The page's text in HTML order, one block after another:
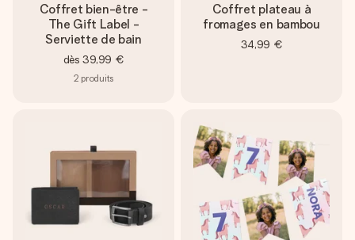
Coffret bien-être -
The Gift Label -
Serviette de bain
dès 39,99 €
2 produits
Coffret plateau à
fromages en bambou
34,99 €